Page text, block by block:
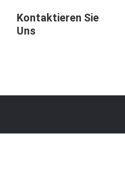
Kontaktieren Sie
Uns